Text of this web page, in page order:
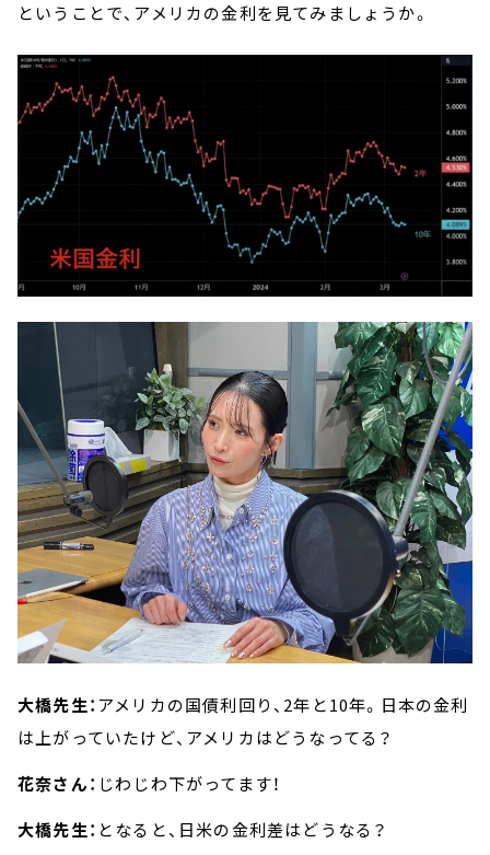
ということで、アメリカの金利を見てみましょうか。
大橋先生： アメリカの国債利回り、2年と10年。日本の金利
は上がっていたけど、アメリカはどうなってる？
花奈さん： じわじわ下がってます！
大橋先生： となると、日米の金利差はどうなる？